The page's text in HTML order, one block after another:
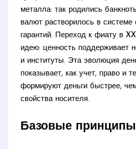
металла: так родились
валют растворилось в
гарантий. Переход к фиату в
идею: ценность поддерживает
и институты. Эта эволюция
показывает, как учет, право и
формируют деньги быстрее,
свойства носителя.
Базовые принципы